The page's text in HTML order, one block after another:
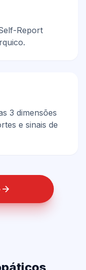
Report
3 dimensões
e sinais de